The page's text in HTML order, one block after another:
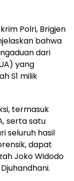
Polri, Brigjen
bahwa
dari
yang
S1 milik
termasuk
serta satu
seluruh hasil
dapat
Joko Widodo